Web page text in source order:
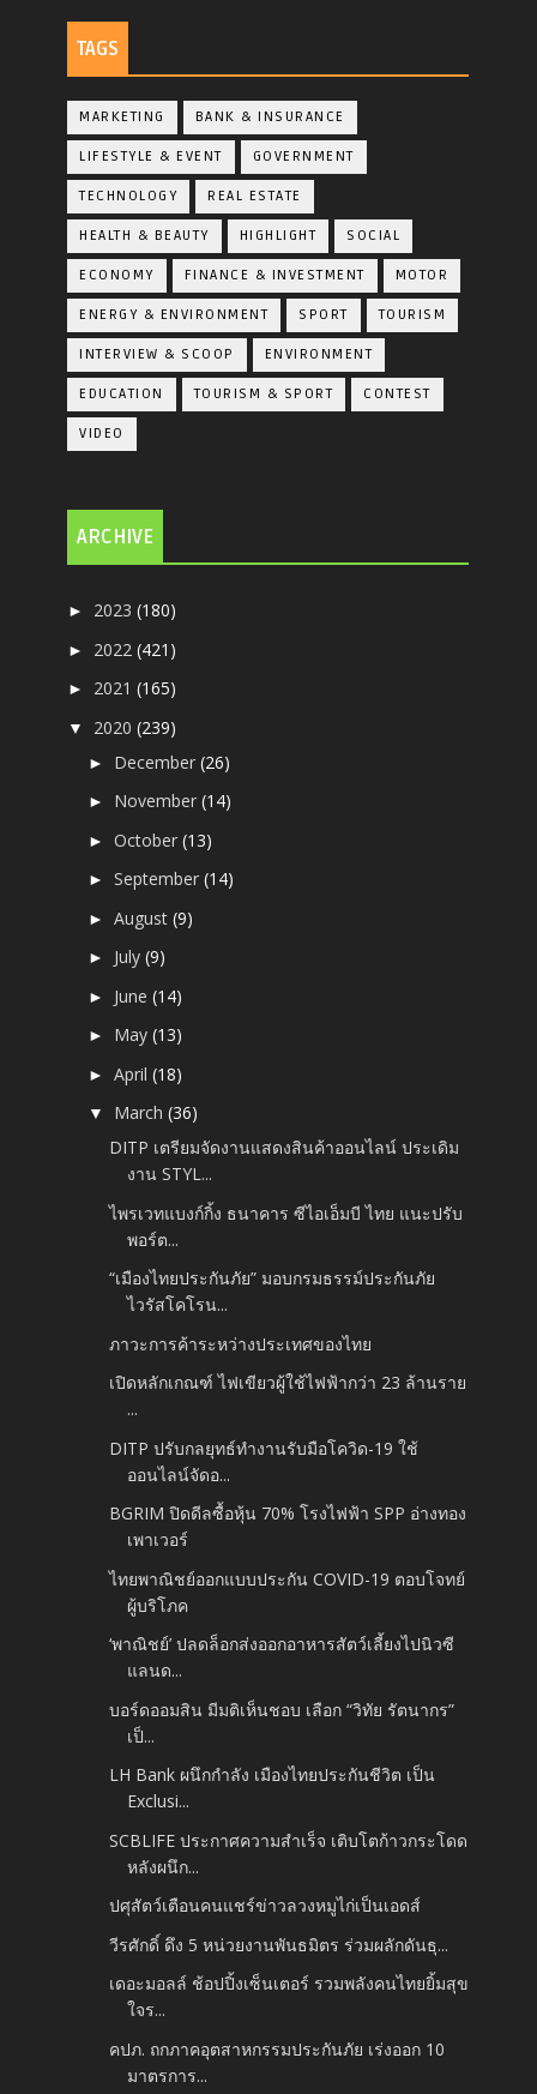
TAGS
MARKETING BANK & INSURANCE
LIFESTYLE & EVENT GOVERNMENT
TECHNOLOGY REAL ESTATE
HEALTH & BEAUTY HIGHLIGHT SOCIAL
ECONOMY FINANCE & INVESTMENT MOTOR
ENERGY & ENVIRONMENT SPORT TOURISM
INTERVIEW & SCOOP ENVIRONMENT
EDUCATION TOURISM & SPORT CONTEST
VIDEO
ARCHIVE
► 2023(180)
► 2022(421)
► 2021(165)
▼ 2020(239)
► December(26)
► November(14)
►October(13)
►September(14)
►August(9)
► July(9)
► June(14)
► May(13)
►April(18)
▼ March(36)
DITP เตรียมจัดงานแสดงสินค้าออนไลน์ ประเดิม
งาน STYL...
ไพรเวทแบงก์กิ้ง ธนาคาร ซีไอเอ็มบี ไทย แนะปรับ
พอร์ต...
“เมืองไทยประกันภัย” มอบกรมธรรม์ประกันภัย
ไวรัสโคโรน...
ภาวะการค้าระหว่างประเทศของไทย
เปิดหลักเกณฑ์ ไฟเขียวผู้ใช้ไฟฟ้ากว่า 23 ล้านราย
...
DITP ปรับกลยุทธ์ทำงานรับมือโควิด-19 ใช้
ออนไลน์จัดอ...
BGRIM ปิดดีลซื้อหุ้น 70% โรงไฟฟ้า SPP อ่างทอง
เพาเวอร์
ไทยพาณิชย์ออกแบบประกัน COVID-19 ตอบโจทย์
ผู้บริโภค
‘พาณิชย์’ ปลดล็อกส่งออกอาหารสัตว์เลี้ยงไปนิวซี
แลนด...
บอร์ดออมสิน มีมติเห็นชอบ เลือก “วิทัย รัตนากร”
เป็...
LH Bank ผนึกกำลัง เมืองไทยประกันชีวิต เป็น
Exclusi...
SCBLIFE ประกาศความสำเร็จ เติบโตก้าวกระโดด
หลังผนึก...
ปศุสัตว์เตือนคนแชร์ข่าวลวงหมูไก่เป็นเอดส์
วีรศักดิ์ ดึง 5 หน่วยงานพันธมิตร ร่วมผลักดันธุ...
เดอะมอลล์ ช้อปปิ้งเซ็นเตอร์ รวมพลังคนไทยยิ้มสุข
ใจร...
คปภ. ถกภาคอุตสาหกรรมประกันภัย เร่งออก 10
มาตรการ...